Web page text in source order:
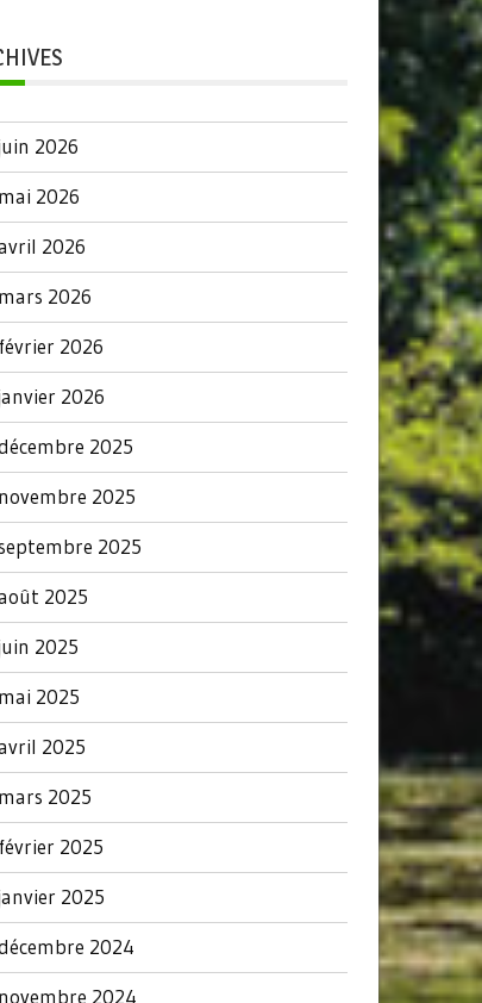
2026
mai 2026
2026
mars 2026
février 2026
2026
2025
novembre 2025
2025
2025
2025
mai 2025
2025
mars 2025
février 2025
2025
2024
novembre 2024